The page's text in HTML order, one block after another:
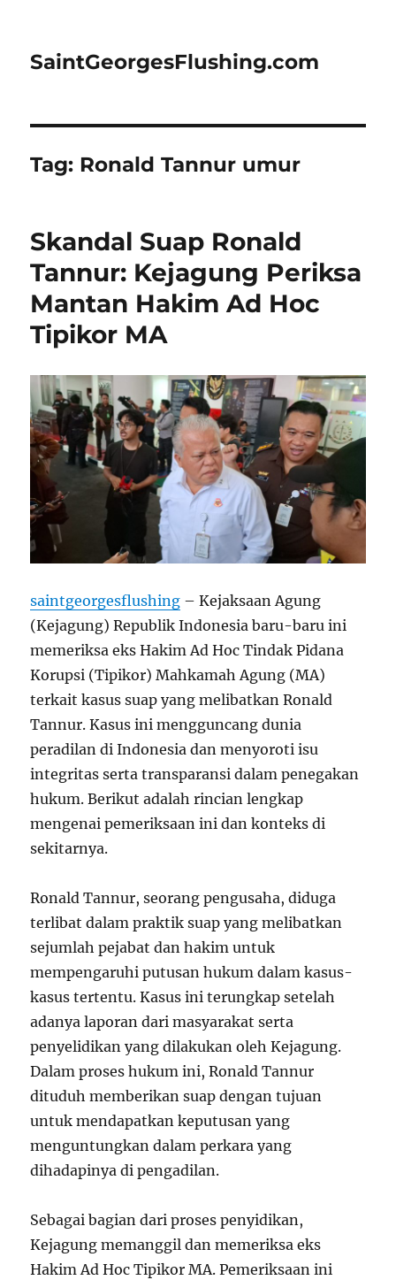
SaintGeorgesFlushing.com
Tag: Ronald Tannur umur
Skandal Suap Ronald
Tannur: Kejagung Periksa
Mantan Hakim Ad Hoc
Tipikor MA
saintgeorgesflushing – Kejaksaan Agung
(Kejagung) Republik Indonesia baru-baru ini
memeriksa eks Hakim Ad Hoc Tindak Pidana
Korupsi (Tipikor) Mahkamah Agung (MA)
terkait kasus suap yang melibatkan Ronald
Tannur. Kasus ini mengguncang dunia
peradilan di Indonesia dan menyoroti isu
integritas serta transparansi dalam penegakan
hukum. Berikut adalah rincian lengkap
mengenai pemeriksaan ini dan konteks di
sekitarnya.
Ronald Tannur, seorang pengusaha, diduga
terlibat dalam praktik suap yang melibatkan
sejumlah pejabat dan hakim untuk
mempengaruhi putusan hukum dalam kasus-
kasus tertentu. Kasus ini terungkap setelah
adanya laporan dari masyarakat serta
penyelidikan yang dilakukan oleh Kejagung.
Dalam proses hukum ini, Ronald Tannur
dituduh memberikan suap dengan tujuan
untuk mendapatkan keputusan yang
menguntungkan dalam perkara yang
dihadapinya di pengadilan.
Sebagai bagian dari proses penyidikan,
Kejagung memanggil dan memeriksa eks
Hakim Ad Hoc Tipikor MA. Pemeriksaan ini